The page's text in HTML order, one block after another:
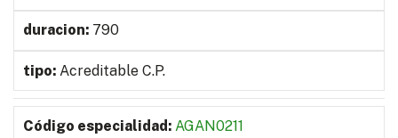
790
Acreditable C.P.
AGAN0211